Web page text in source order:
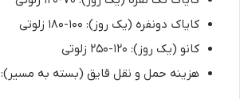
کایاک دونفره (یک روز): ۱۰۰-۱۸۰ زلوتی
کانو (یک روز): ۱۲۰-۲۵۰ زلوتی
هزینه حمل و نقل قایق (بسته به مسیر): ۳۰-۷۰ زلوتی